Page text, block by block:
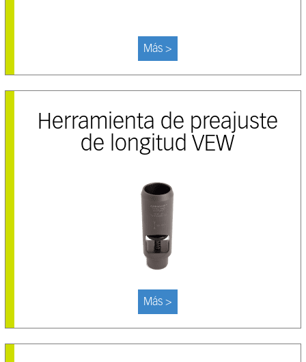
Más >
Herramienta de preajuste
de longitud VEW
Más >